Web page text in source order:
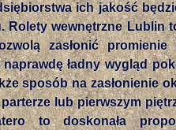
ich jakość
Rolety wewnętrzne Lublin
zasłonić
ładny wygląd
sposób na zasłonienie
lub pierwszym
to doskonała